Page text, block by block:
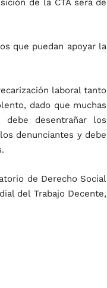
de la CTA será de
que puedan apoyar la
laboral tanto
dado que muchas
desentrañar los
denunciantes y debe
de Derecho Social
del Trabajo Decente,